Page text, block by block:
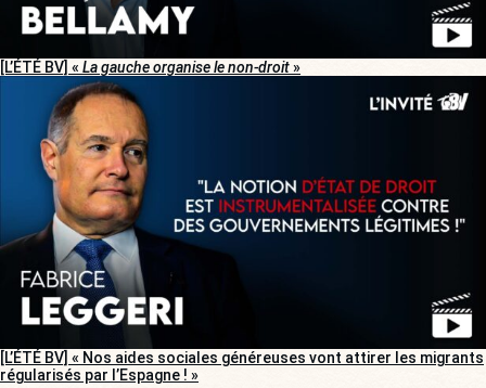
[L’ÉTÉ BV] « La gauche organise le non-droit»
[L’ÉTÉ BV] « Nos aides sociales généreuses vont attirer les migrants
régularisés par l’Espagne ! »